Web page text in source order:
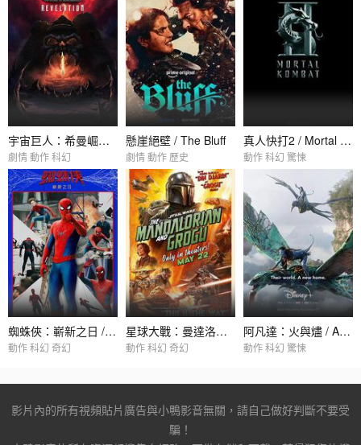
宇宙巨人：希曼崛起 / Masters of the Universe
劇情 動作 科幻
懸崖絕壁 / The Bluff
劇情 動作 歷史
真人快打2 / Mortal Kombat 2
動作 科幻 驚悚
蜘蛛俠：嶄新之日 / Spider-Man: Brand New Day
動作 科幻 奇幻
星球大戰：曼達洛人與古古 / Star Wars: The Mandalorian & Grogu
動作 科幻 奇幻
阿凡達：火與燼 / Avatar: Fire and Ash
動作 科幻 驚悚
影片內的所有視頻貼片廣告與小鴨影音無關，請自己做好判斷不要受
騙！